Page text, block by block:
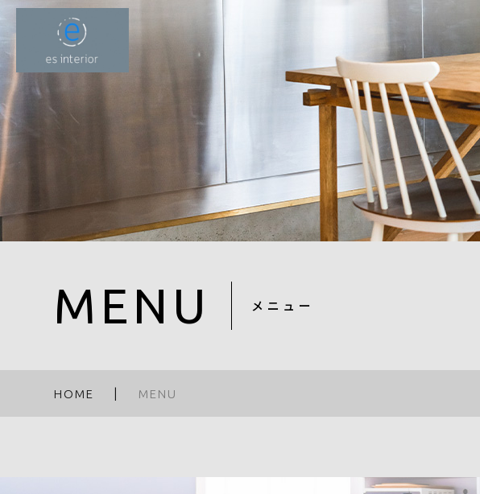
MENU メニュー
HOME MENU